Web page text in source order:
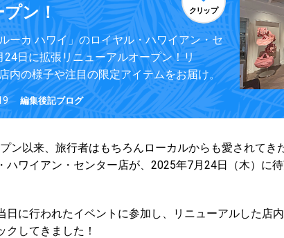
プン！
クリップ
ーカ ハワイ」のロイヤル・ハワイアン・セ
24日に拡張リニューアルオープン！リ
内の様子や注目の限定アイテムをお届け。
編集後記ブログ
ン以来、旅行者はもちろんローカルからも愛されてき
ハワイアン・センター店が、2025年7月24日（木）に
日に行われたイベントに参加し、リニューアルした店
クしてきました！